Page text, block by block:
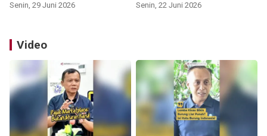
Senin, 29 Juni 2026 Senin, 22 Juni 2026
Video